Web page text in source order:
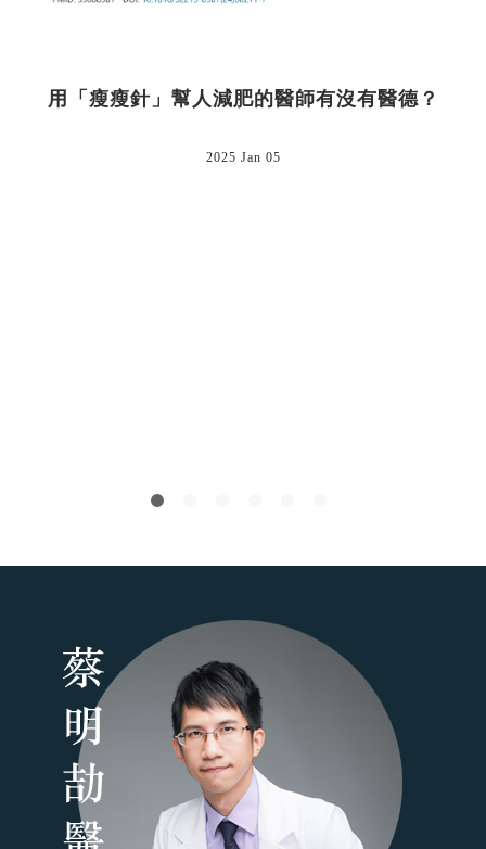
用「瘦瘦針」幫人減肥的醫師有沒有醫德？
2025 Jan 05